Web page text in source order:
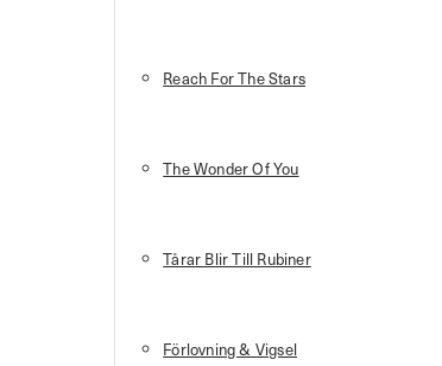
Reach For The Stars
The Wonder Of You
Tårar Blir Till Rubiner
Förlovning & Vigsel